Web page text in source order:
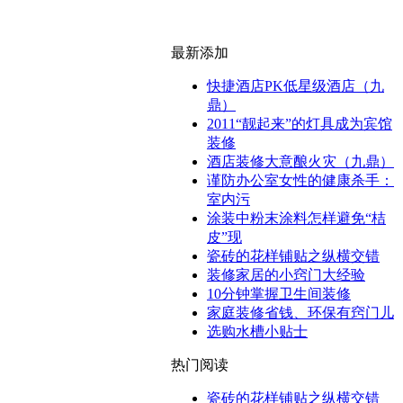
最新添加
快捷酒店PK低星级酒店（九
鼎）
2011“靓起来”的灯具成为宾馆
装修
酒店装修大意酿火灾（九鼎）
谨防办公室女性的健康杀手：
室内污
涂装中粉末涂料怎样避免“桔
皮”现
瓷砖的花样铺贴之纵横交错
装修家居的小窍门大经验
10分钟掌握卫生间装修
家庭装修省钱、环保有窍门儿
选购水槽小贴士
热门阅读
瓷砖的花样铺贴之纵横交错